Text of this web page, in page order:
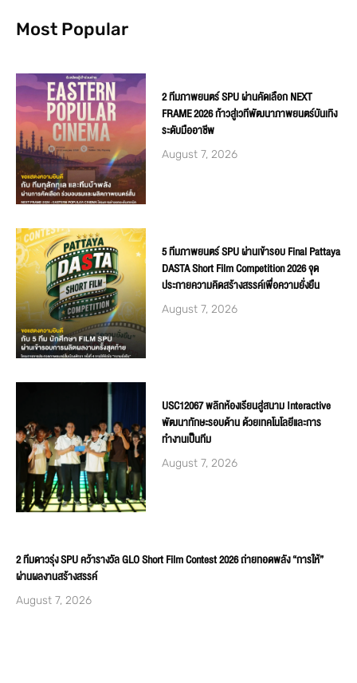
Most Popular
2 ทีมภาพยนตร์ SPU ผ่านคัดเลือก NEXT
FRAME 2026 ก้าวสู่เวทีพัฒนาภาพยนตร์บันเทิง
ระดับมืออาชีพ
August 7, 2026
5 ทีมภาพยนตร์ SPU ผ่านเข้ารอบ Final Pattaya
DASTA Short Film Competition 2026 จุด
ประกายความคิดสร้างสรรค์เพื่อความยั่งยืน
August 7, 2026
USC12067 พลิกห้องเรียนสู่สนาม Interactive
พัฒนาทักษะรอบด้าน ด้วยเทคโนโลยีและการ
ทำงานเป็นทีม
August 7, 2026
2 ทีมดาวรุ่ง SPU คว้ารางวัล GLO Short Film Contest 2026 ถ่ายทอดพลัง “การให้”
ผ่านผลงานสร้างสรรค์
August 7, 2026